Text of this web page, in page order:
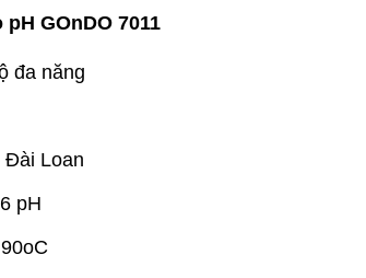
GOnDO 7011
đa năng
Đài Loan
pH